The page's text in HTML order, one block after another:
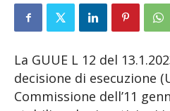
La GUUE L 12 del
decisione di esecuzione
Commissione dell’11